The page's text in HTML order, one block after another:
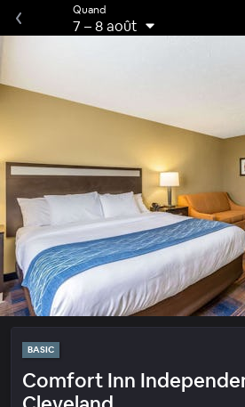
Quand
7 –8 août
BASIC
Comfort Inn